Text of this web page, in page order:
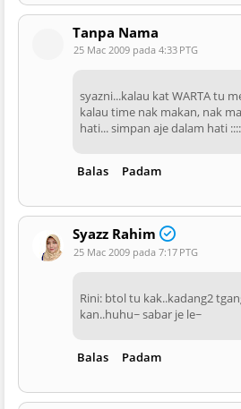
Tanpa Nama
25 Mac 2009 pada 4:33 PTG
syazni...kalau kat WARTA tu
kalau time nak makan, nak
hati... simpan aje dalam hati
Balas Padam
Syazz Rahim
25 Mac 2009 pada 7:17 PTG
Rini: btol tu kak..kadang2
kan..huhu~ sabar je le~
Balas Padam